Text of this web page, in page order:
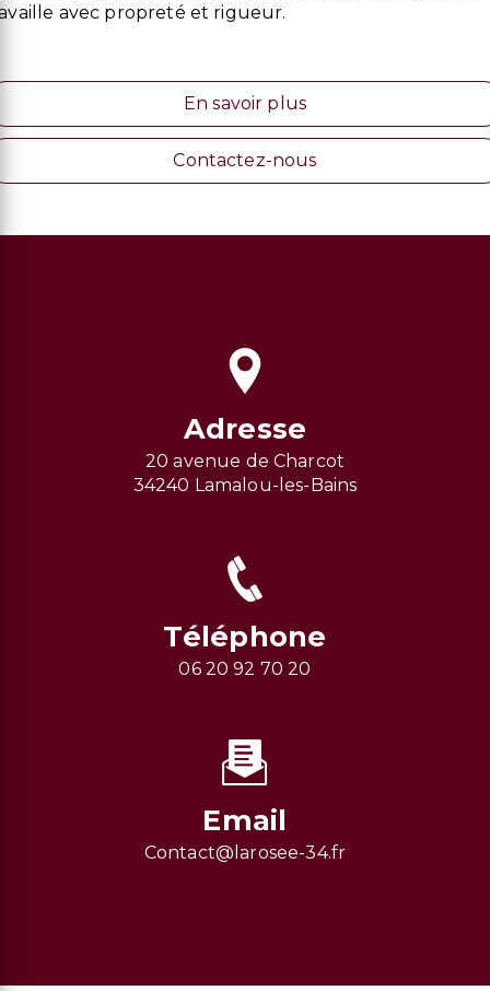
avec propreté et rigueur.
En savoir plus
Contactez-nous
Adresse
20 avenue de Charcot
34240 Lamalou-les-Bains
Téléphone
06 20 92 70 20
Email
contact@larosee-34.fr